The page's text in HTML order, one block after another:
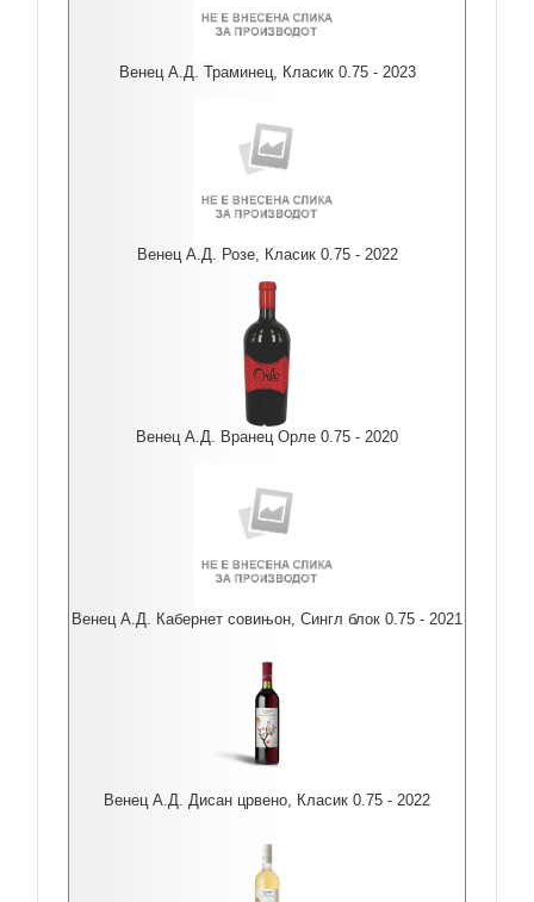
Венец А.Д. Траминец, Класик 0.75 - 2023
Венец А.Д. Розе, Класик 0.75 - 2022
Венец А.Д. Вранец Орле 0.75 - 2020
Венец А.Д. Кабернет совињон, Сингл блок 0.75 - 2021
Венец А.Д. Дисан црвено, Класик 0.75 - 2022